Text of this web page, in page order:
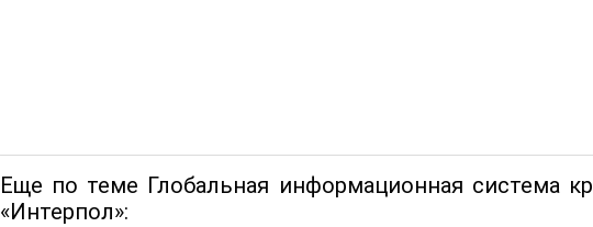
Еще по теме Глобальная информационная система
«Интерпол»: